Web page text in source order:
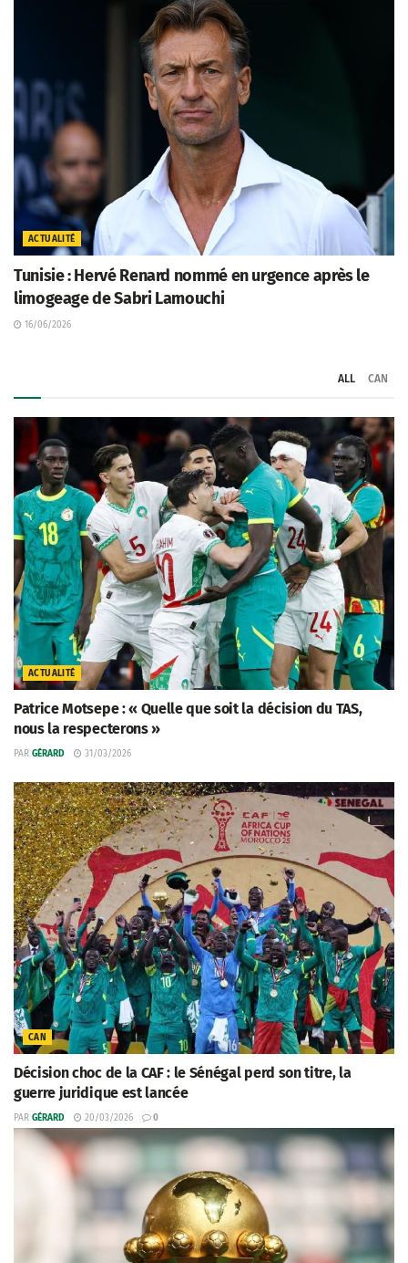
ACTUALITÉ
Tunisie : Hervé Renard nommé en urgence après le
limogeage de Sabri Lamouchi
16/06/2026
ALL CAN
ACTUALITÉ
Patrice Motsepe : « Quelle que soit la décision du TAS,
nous la respecterons »
PAR GÉRARD 31/03/2026
CAN
Décision choc de la CAF : le Sénégal perd son titre, la
guerre juridique est lancée
PAR GÉRARD 20/03/2026 0